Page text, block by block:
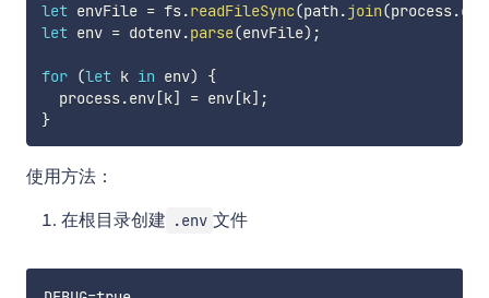
let envFile = fs.readFileSync(path .join(process.cwd
let env = dotenv.parse(envFile) ;
for (let k in env)
{
  process
.env[k] = env[k] ;
}
使用方法：
在根目录创建 .env 文件